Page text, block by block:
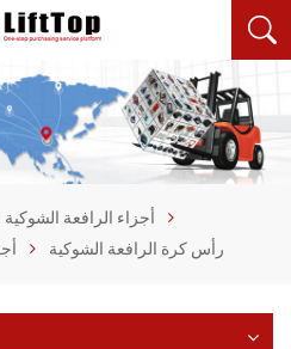
أجزاء الرافعة الشوكية
رأس كرة الرافعة الشوكية